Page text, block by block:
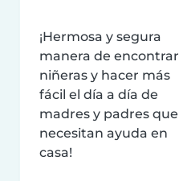
¡Hermosa y segura
manera de encontrar
niñeras y hacer más
fácil el día a día de
madres y padres que
necesitan ayuda en
casa!